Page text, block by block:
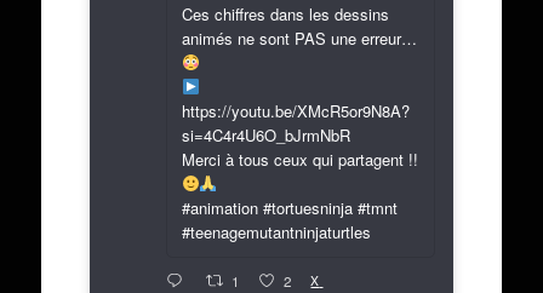
Ces chiffres dans les dessins
animés ne sont PAS une erreur…
https://youtu.be/XMcR5or9N8A?
si=4C4r4U6O_bJrmNbR
Merci à tous ceux qui partagent !!
#animation #tortuesninja #tmnt
#teenagemutantninjaturtles
1 2 X